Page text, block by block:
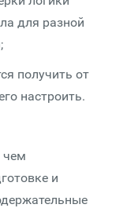
для разной
получить от
настроить.
чем
и